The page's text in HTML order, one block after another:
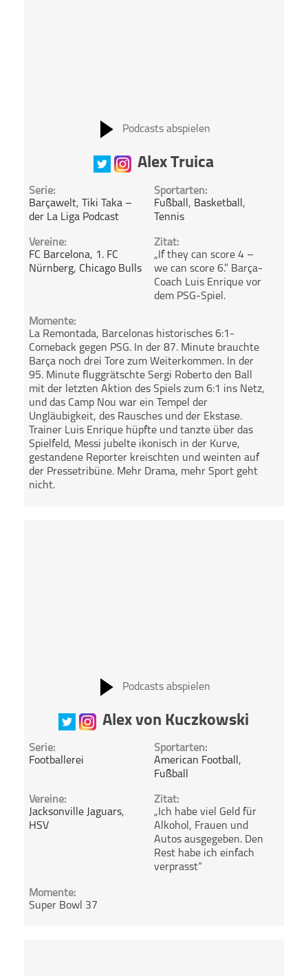
Podcasts abspielen
Alex Truica
Serie:
Barçawelt,
Tiki Taka –
der La Liga Podcast
Sportarten:
Fußball , Basketball ,
Tennis
Vereine:
FC Barcelona, 1. FC
Nürnberg, Chicago Bulls
Zitat:
„If they can score 4 –
we can score 6.” Barça-
Coach Luis Enrique vor
dem PSG-Spiel.
Momente:
La Remontada, Barcelonas historisches 6:1-
Comeback gegen PSG. In der 87. Minute brauchte
Barça noch drei Tore zum Weiterkommen. In der
95. Minute fluggrätschte Sergi Roberto den Ball
mit der letzten Aktion des Spiels zum 6:1 ins Netz,
und das Camp Nou war ein Tempel der
Ungläubigkeit, des Rausches und der Ekstase.
Trainer Luis Enrique hüpfte und tanzte über das
Spielfeld, Messi jubelte ikonisch in der Kurve,
gestandene Reporter kreischten und weinten auf
der Pressetribüne. Mehr Drama, mehr Sport geht
nicht.
Podcasts abspielen
Alex von Kuczkowski
Serie:
Footballerei
Sportarten:
American Football ,
Fußball
Vereine:
Jacksonville Jaguars,
HSV
Zitat:
„Ich habe viel Geld für
Alkohol, Frauen und
Autos ausgegeben. Den
Rest habe ich einfach
verprasst“
Momente:
Super Bowl 37